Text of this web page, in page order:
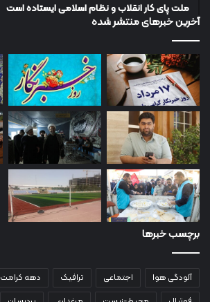
ملت پای کار انقلاب و نظام اسلامی ایستاده است
آخرین خبرهای منتشر شده
برچسب خبرها
آلودگی هوا اجتماعی ترافیک دهه کرامت